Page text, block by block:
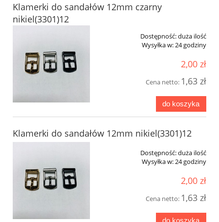
Klamerki do sandałów 12mm czarny
nikiel(3301)12
Dostępność:duża ilość
Wysyłka w: 24 godziny
2,00 zł
Cena netto: 1,63 zł
do koszyka
Klamerki do sandałów 12mm nikiel(3301)12
Dostępność:duża ilość
Wysyłka w:24 godziny
2,00 zł
Cena netto: 1,63 zł
do koszyka